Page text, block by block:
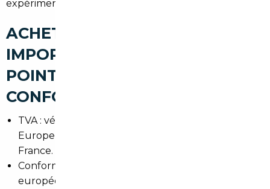
expérimentés.
ACHETER UNE VOITURE
IMPORTÉE À VILLEPREUX : LES
POINTS DE VIGILANCE (TVA,
CONFORMITÉ, CARTE GRISE)
TVA : vérifier si le véhicule est déjà acquitté en
Europe ou si une régularisation est nécessaire en
France.
Conformité : obtenir le certificat de conformité
européen (COC) ou faire procéder aux